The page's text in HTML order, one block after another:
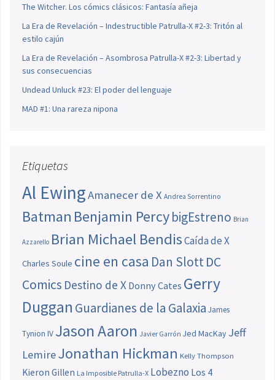
The Witcher. Los cómics clásicos: Fantasía añeja
La Era de Revelación – Indestructible Patrulla-X #2-3: Tritón al
estilo cajún
La Era de Revelación – Asombrosa Patrulla-X #2-3: Libertad y
sus consecuencias
Undead Unluck #23: El poder del lenguaje
MAD #1: Una rareza nipona
Etiquetas
Al EwingAmanecer de X Andrea Sorrentino
Batman Benjamin PercybigEstreno Brian
Azzarello Brian Michael BendisCaída de X
Charles Soule cine en casa Dan SlottDC
Comics Destino de X Donny Cates Gerry
Duggan Guardianes de la Galaxia James
Tynion IV Jason Aaron Javier Garrón Jed MacKay Jeff
LemireJonathan Hickman Kelly Thompson
Kieron Gillen La Imposible Patrulla-X Lobezno Los 4